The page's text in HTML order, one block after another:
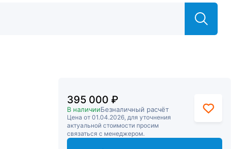
395 000 ₽
В наличииБезналичный расчёт
Цена от 01.04.2026, для уточнения
актуальной стоимости просим
связаться с менеджером.